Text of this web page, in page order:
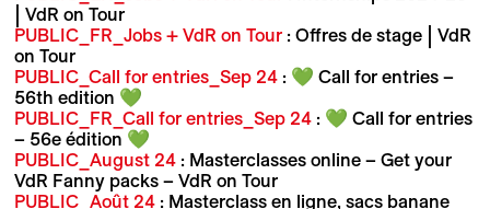
| VdR on Tour
PUBLIC_FR_Jobs + VdR on Tour: Offres de stage | VdR
on Tour
PUBLIC_Call for entries_Sep 24: 💚 Call for entries –
56th edition 💚
PUBLIC_FR_Call for entries_Sep 24: 💚 Call for entries
– 56e édition 💚
PUBLIC_August 24: Masterclasses online – Get your
VdR Fanny packs – VdR on Tour
PUBLIC_Août 24: Masterclass en ligne, sacs banane